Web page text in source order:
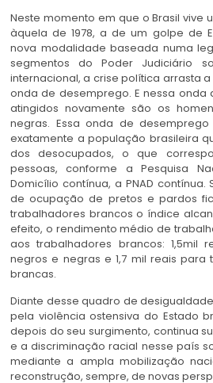
Neste momento em que o Brasil vive
àquela de 1978, a de um golpe de
nova modalidade baseada numa
segmentos do Poder Judiciário
internacional, a crise política arrasta
onda de desemprego. E nessa onda
atingidos novamente são os
negras. Essa onda de
exatamente a população brasileira
dos desocupados, o que
pessoas, conforme a Pesquisa
Domicílio contínua, a PNAD
de ocupação de pretos e pardos
trabalhadores brancos o índice
efeito, o rendimento médio de
aos trabalhadores brancos: 1,5mil
negros e negras e 1,7 mil reais
brancas.
Diante desse quadro de
pela violência ostensiva do Estado
depois do seu surgimento, continua
e a discriminação racial nesse país
mediante a ampla mobilização
reconstrução, sempre, de novas